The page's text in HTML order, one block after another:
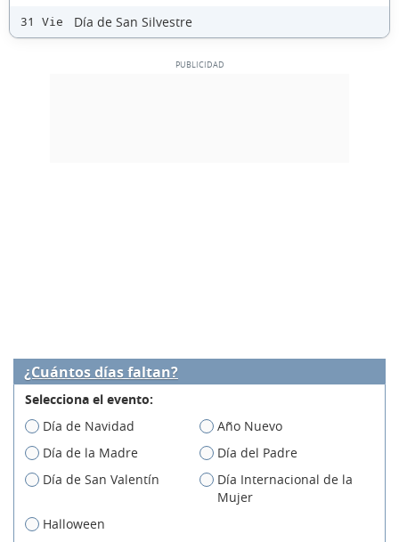
31 Vie Día de San Silvestre
¿Cuántos días faltan?
Selecciona el evento:
Día de Navidad
Año Nuevo
Día de la Madre
Día del Padre
Día de San Valentín
Día Internacional de la
Mujer
Halloween